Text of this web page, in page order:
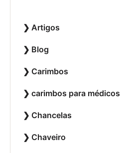
Artigos
Blog
Carimbos
carimbos para médicos
Chancelas
Chaveiro